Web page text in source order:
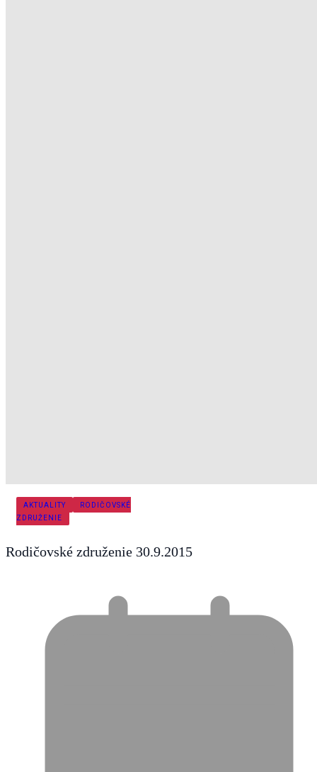
AKTUALITY
RODIČOVSKÉ
ZDRUŽENIE
Rodičovské združenie 30.9.2015